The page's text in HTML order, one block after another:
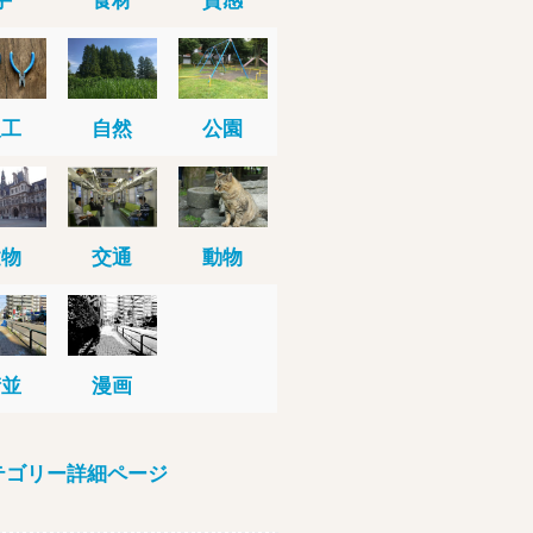
自然 公園
交通 動物
漫画
ゴリー詳細ページ